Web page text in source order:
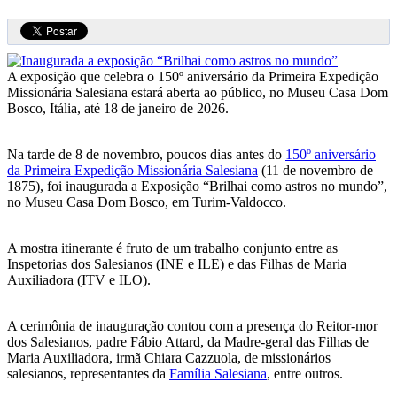
A exposição que celebra o 150º aniversário da Primeira Expedição
Missionária Salesiana estará aberta ao público, no Museu Casa Dom
Bosco, Itália, até 18 de janeiro de 2026.
Na tarde de 8 de novembro, poucos dias antes do 150º aniversário
da Primeira Expedição Missionária Salesiana (11 de novembro de
1875), foi inaugurada a Exposição “Brilhai como astros no mundo”,
no Museu Casa Dom Bosco, em Turim-Valdocco.
A mostra itinerante é fruto de um trabalho conjunto entre as
Inspetorias dos Salesianos (INE e ILE) e das Filhas de Maria
Auxiliadora (ITV e ILO).
A cerimônia de inauguração contou com a presença do Reitor-mor
dos Salesianos, padre Fábio Attard, da Madre-geral das Filhas de
Maria Auxiliadora, irmã Chiara Cazzuola, de missionários
salesianos, representantes da Família Salesiana, entre outros.